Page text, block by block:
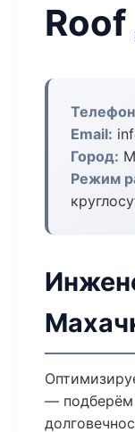
Email:
Город:
Режим
— подберём